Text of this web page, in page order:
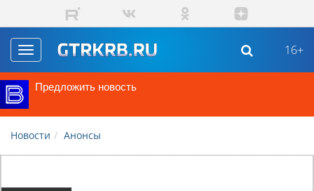
Перейти к основному содержанию
Toggle
navigation
16+
Предложить новость
Новости Анонсы